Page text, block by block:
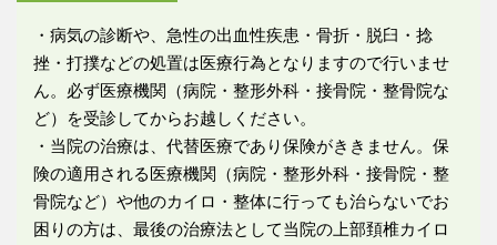
・病気の診断や、急性の出血性疾患・骨折・脱臼・捻
挫・打撲などの処置は医療行為となりますので行いませ
ん。必ず医療機関（病院・整形外科・接骨院・整骨院な
ど）を受診してからお越しください。
・当院の治療は、代替医療であり保険がききません。保
険の適用される医療機関（病院・整形外科・接骨院・整
骨院など）や他のカイロ・整体に行っても治らないでお
困りの方は、最後の治療法として当院の上部頚椎カイロ